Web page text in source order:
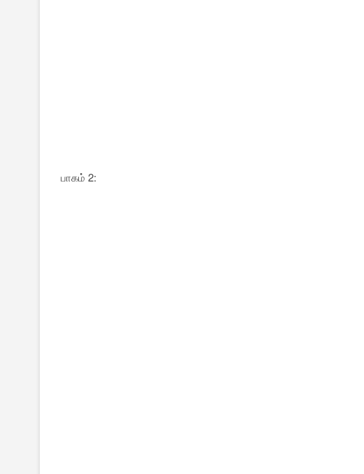
பாகம் 2: